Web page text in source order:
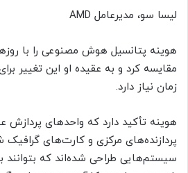
لیسا سو، مدیرعامل AMD
هوینه پتانسیل هوش مصنوعی را با
مقایسه کرد و به عقیده او این تغییر
زمان نیاز دارد.
هوینه تأکید دارد که واحدهای پردازش
پردازنده‌های مرکزی و کارت‌های گرافیک
سیستم‌هایی طراحی شده‌اند که